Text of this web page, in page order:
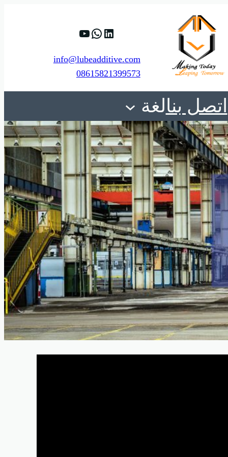
https://www.linkedin.com/company/shanghai-minglan-chemical-co–ltd
info@lubeadditive.com
08615821399573
اتصل بنالغة